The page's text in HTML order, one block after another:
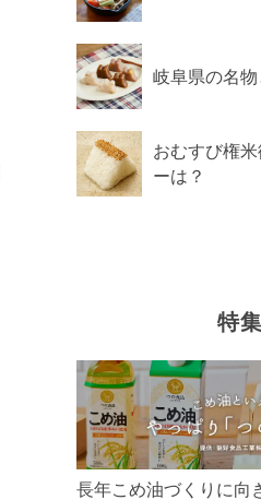
岐阜県の名物
おむすび権
ーは？
特集
長年こめ油づくりに向